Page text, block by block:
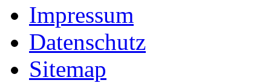
Impressum
Datenschutz
Sitemap